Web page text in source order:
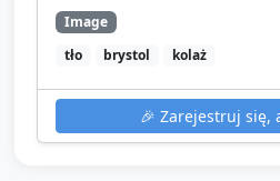
Image
tło
brystol kolaż
🎉 Zarejestruj się,